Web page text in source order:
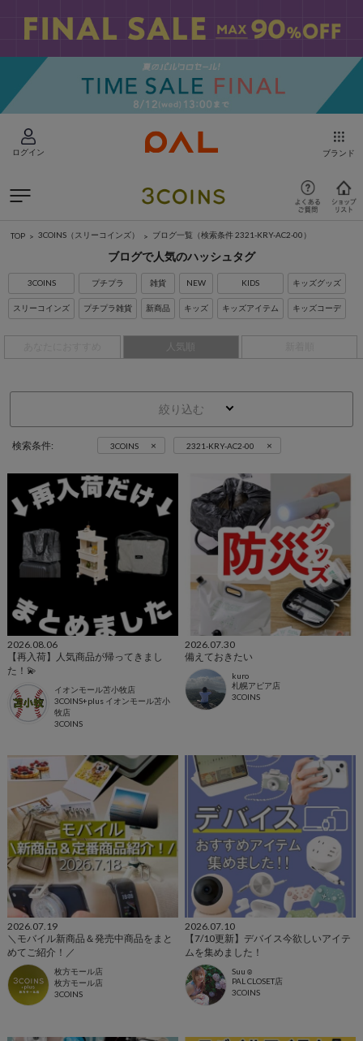
ログイン ブランド
TOP 3COINS（スリーコインズ） ブログ一覧 （検索条件 2321-KRY-AC2-00）
ブログで人気のハッシュタグ
3COINS
スリーコインズ
プチプラ
プチプラ雑貨
雑貨
新商品
NEW
キッズ
KIDS
キッズアイテム
キッズグッズ
キッズコーデ
人気順
絞り込む
検索条件: 3COINS × 2321-KRY-AC2-00 ×
2026.08.06
【再入荷】人気商品が帰ってきまし
た！💫
イオンモール苫小牧店
3COINS+plus イオンモール苫小
牧店
3COINS
2026.07.30
備えておきたい
kuro
札幌アピア店
3COINS
2026.07.19
＼モバイル新商品＆発売中商品をまと
めてご紹介！／
枚方モール店
枚方モール店
3COINS
2026.07.10
【7/10更新】デバイス今欲しいアイテ
ムを集めました！
Suu☺︎
PAL CLOSET店
3COINS